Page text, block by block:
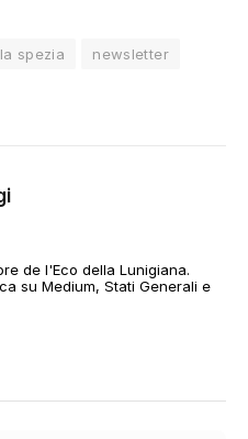
la spezia
newsletter
de l'Eco della Lunigiana.
su Medium, Stati Generali e